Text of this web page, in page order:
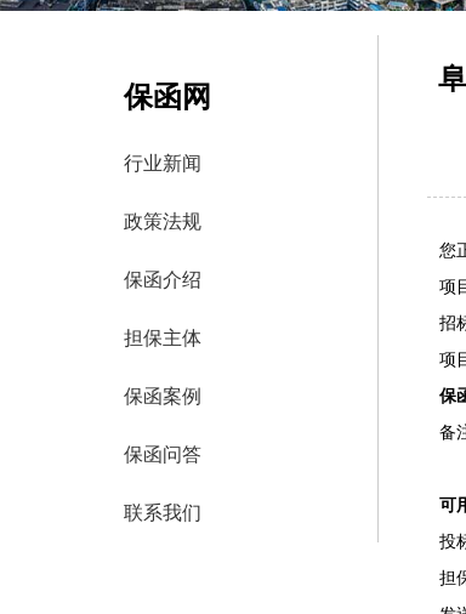
保函网
行业新闻
政策法规
保函介绍
担保主体
保函案例
保函问答
联系我们
您
项
招
项
保
备
可
投
担